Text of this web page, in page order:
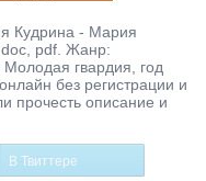
Кудрина - Мария
pdf. Жанр:
гвардия, год
без регистрации и
прочесть описание и
В Твиттере